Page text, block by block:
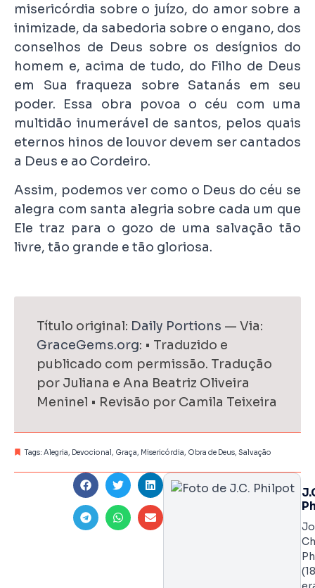
misericórdia sobre o juízo, do amor sobre a
inimizade, da sabedoria sobre o engano, dos
conselhos de Deus sobre os desígnios do
homem e, acima de tudo, do Filho de Deus
em Sua fraqueza sobre Satanás em seu
poder. Essa obra povoa o céu com uma
multidão inumerável de santos, pelos quais
eternos hinos de louvor devem ser cantados
a Deus e ao Cordeiro.
Assim, podemos ver como o Deus do céu se
alegra com santa alegria sobre cada um que
Ele traz para o gozo de uma salvação tão
livre, tão grande e tão gloriosa.
Título original: Daily Portions — Via:
GraceGems.org: • Traduzido e
publicado com permissão. Tradução
por Juliana e Ana Beatriz Oliveira
Meninel • Revisão por Camila Teixeira
Tags: Alegria, Devocional, Graça, Misericórdia, Obra de Deus, Salvação